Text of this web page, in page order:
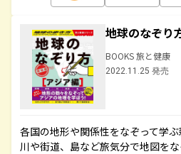
地球のなぞ
BOOKS 旅と健康
2022.11.25 発売
各国の地形や関係性をなぞって学ぶ
川や街道、島など旅気分で地図を